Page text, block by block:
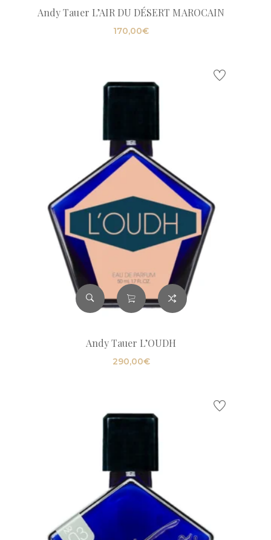
Andy Tauer L’AIR DU DÉSERT MAROCAIN
170,00€
Andy Tauer L’OUDH
290,00€